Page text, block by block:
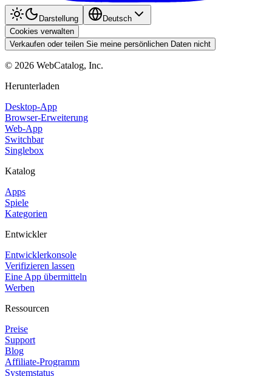
Darstellung
Deutsch
Cookies verwalten
Verkaufen oder teilen Sie meine persönlichen Daten nicht
© 2026 WebCatalog, Inc.
Herunterladen
Desktop-App
Browser-Erweiterung
Web-App
Switchbar
Singlebox
Katalog
Apps
Spiele
Kategorien
Entwickler
Entwicklerkonsole
Verifizieren lassen
Eine App übermitteln
Werben
Ressourcen
Preise
Support
Blog
Affiliate-Programm
Systemstatus